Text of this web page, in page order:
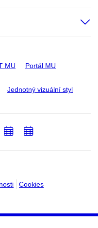
MU Portál MU
Jednotný vizuální styl
Cookies
PřidatPřidat